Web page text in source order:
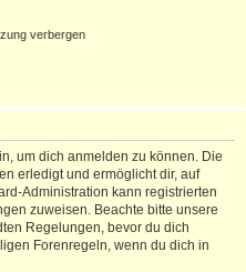
verbergen
um dich anmelden zu können. Die
erledigt und ermöglicht dir, auf
Administration kann registrierten
zuweisen. Beachte bitte unsere
Regelungen, bevor du dich
Forenregeln, wenn du dich in